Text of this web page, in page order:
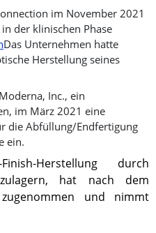
erreichen.im November 2021
der klinischen Phase
Das Unternehmen hatte
Herstellung seines
Inc., ein
im März 2021 eine
die Abfüllung/Endfertigung
ein.
Herstellung durch
hat nach dem
und nimmt